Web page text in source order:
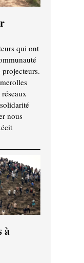
qui ont
projecteurs.
nous
à